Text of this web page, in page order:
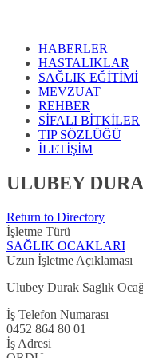
HABERLER
HASTALIKLAR
SAĞLIK EĞİTİMİ
MEVZUAT
REHBER
SİFALI BİTKİLER
TIP SÖZLÜĞÜ
İLETİŞİM
ULUBEY
Return to Directory
İşletme Türü
SAĞLIK OCAKLARI
Uzun İşletme Açıklaması
Ulubey Durak Saglık
İş Telefon Numarası
0452 864 80 01
İş Adresi